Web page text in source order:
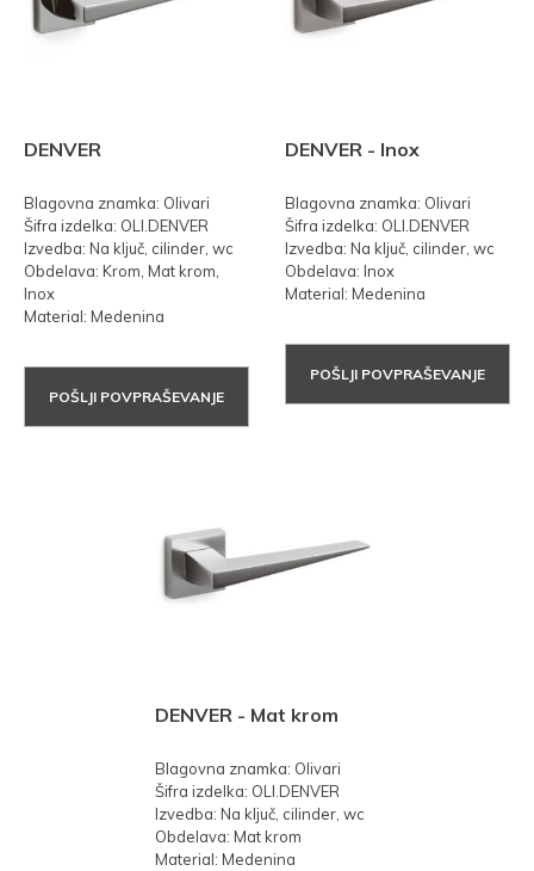
DENVER
Blagovna znamka: Olivari
Šifra izdelka: OLI.DENVER
Izvedba: Na ključ, cilinder, wc
Obdelava: Krom, Mat krom,
Inox
Material: Medenina
POŠLJI POVPRAŠEVANJE
DENVER - Inox
Blagovna znamka: Olivari
Šifra izdelka: OLI.DENVER
Izvedba: Na ključ, cilinder, wc
Obdelava: Inox
Material: Medenina
POŠLJI POVPRAŠEVANJE
DENVER - Mat krom
Blagovna znamka: Olivari
Šifra izdelka: OLI.DENVER
Izvedba: Na ključ, cilinder, wc
Obdelava: Mat krom
Material: Medenina